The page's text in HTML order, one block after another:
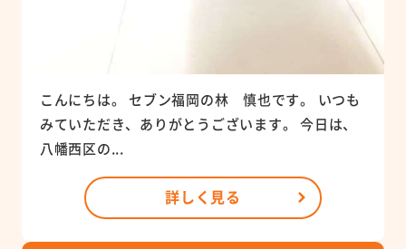
こんにちは。 セブン福岡の林 慎也です。 いつも
みていただき、ありがとうございます。 今日は、
八幡西区の...
詳しく見る